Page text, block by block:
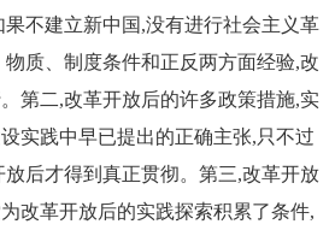
不建立新中国,没有进行社会主义革
质、制度条件和正反两方面经验,改
第二,改革开放后的许多政策措施,实
实践中早已提出的正确主张,只不过
后才得到真正贯彻。第三,改革开放
改革开放后的实践探索积累了条件,